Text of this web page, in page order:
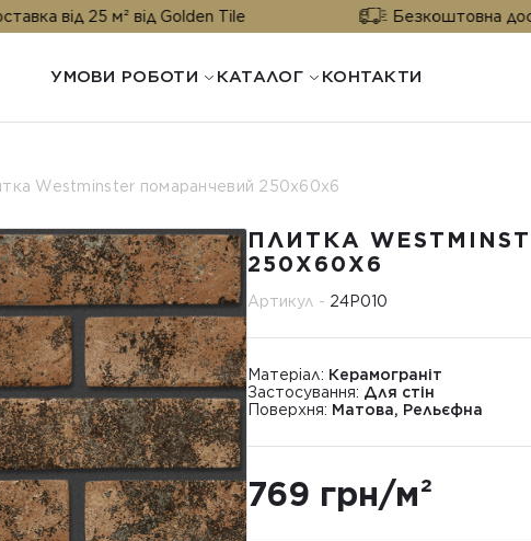
25 м² від Golden Tile Безкоштовна доставка
УМОВИ РОБОТИ КАТАЛОГ КОНТАКТИ
Westminster помаранчевий 250х60х6
ПЛИТКА
250Х60Х6
Артикул - 24Р010
Матеріал: Керамограніт
Застосування: Для стін
Поверхня: Матова, Рельєфна
769 грн/м²